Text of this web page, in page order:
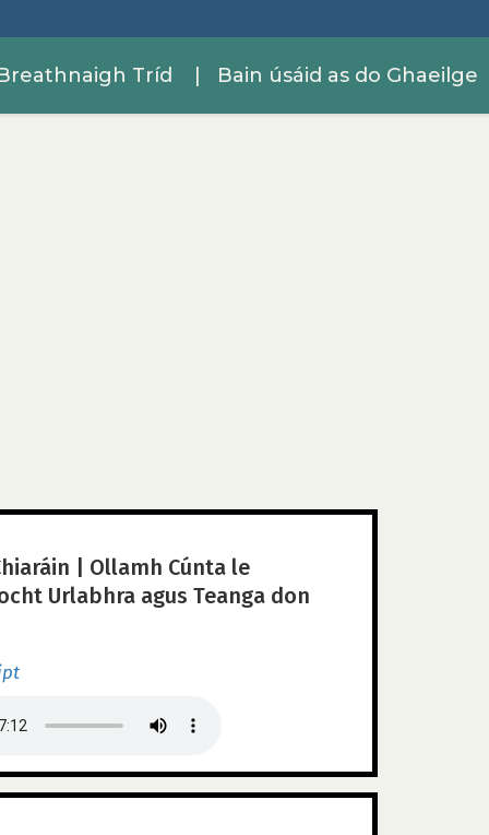
Tríd | Bain úsáid as do Ghaeilge
| Ollamh Cúnta le
Urlabhra agus Teanga don